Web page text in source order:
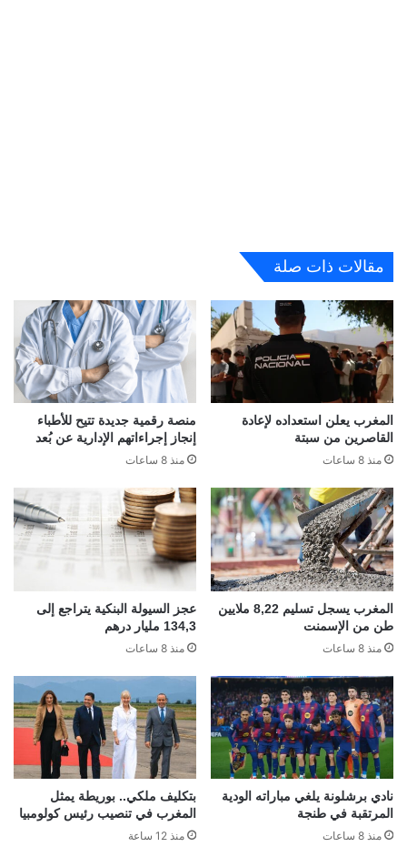
مقالات ذات صلة
المغرب يعلن استعداده لإعادة
القاصرين من سبتة
منذ 8 ساعات
منصة رقمية جديدة تتيح للأطباء
إنجاز إجراءاتهم الإدارية عن بُعد
منذ 8 ساعات
المغرب يسجل تسليم 8,22 ملايين
طن من الإسمنت
منذ 8 ساعات
عجز السيولة البنكية يتراجع إلى
134,3 مليار درهم
منذ 8 ساعات
نادي برشلونة يلغي مباراته الودية
المرتقبة في طنجة
منذ 8 ساعات
بتكليف ملكي.. بوريطة يمثل
المغرب في تنصيب رئيس كولومبيا
منذ 12 ساعة